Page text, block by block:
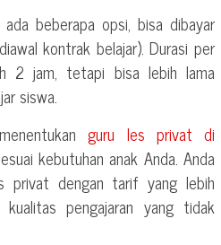
ada beberapa opsi, bisa dibayar
kontrak belajar). Durasi per
2 jam, tetapi bisa lebih lama
siswa.
guru les privat di
kebutuhan anak Anda. Anda
privat dengan tarif yang lebih
pengajaran yang tidak